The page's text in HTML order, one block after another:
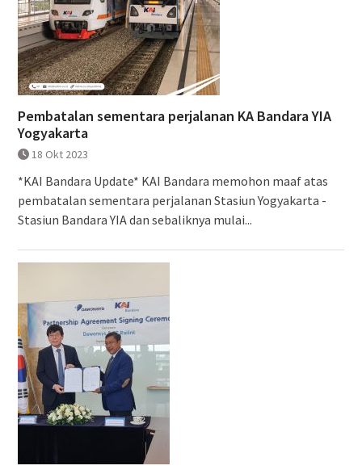
Pembatalan sementara perjalanan KA Bandara YIA
Yogyakarta
18 Okt 2023
*KAI Bandara Update* KAI Bandara memohon maaf atas
pembatalan sementara perjalanan Stasiun Yogyakarta -
Stasiun Bandara YIA dan sebaliknya mulai...